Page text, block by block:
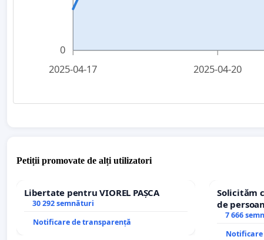
0
2025-04-17 2025-04-20
Petiții promovate de alți utilizatori
Libertate pentru VIOREL PAȘCA
30 292 semnături
Notificare de transparență
Solicităm
de
7 666